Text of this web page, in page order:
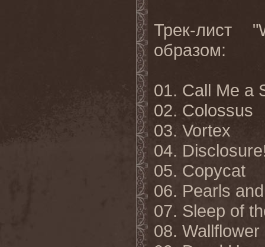
Трек-лист
образом:
01. Call Me a
02. Colossus
03. Vortex
04.
05. Copycat
06. Pearls
07. Sleep of
08. Wallflower